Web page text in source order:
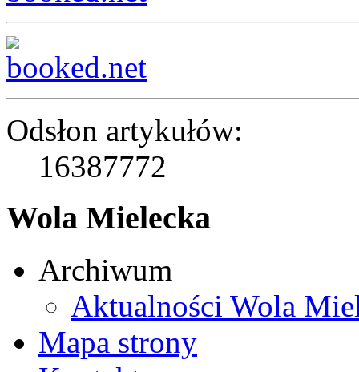
Odsłon artykułów:
16387772
Wola Mielecka
Archiwum
Aktualności Wola
Mapa strony